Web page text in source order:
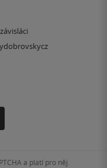
a platí pro něj